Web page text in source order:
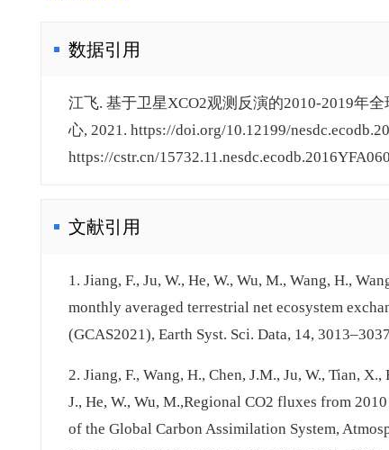
数据引用
江飞. 基于卫星XCO2观测反演的2010-2019年
心, 2021. https://doi.org/10.12199/
https://cstr.cn/
文献引用
1. Jiang, F., Ju, W., He, W., Wu, M., Wang, H.,
monthly averaged terrestrial net ecosystem
(GCAS2021), Earth Syst. Sci. Data, 14,
2. Jiang, F., Wang, H., Chen, J.M., Ju, W., Tian,
J., He, W., Wu, M.,Regional CO2 fluxes from
of the Global Carbon Assimilation System,